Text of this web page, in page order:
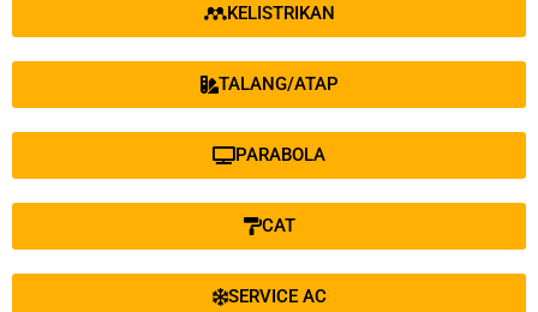
KELISTRIKAN
TALANG/ATAP
PARABOLA
CAT
SERVICE AC